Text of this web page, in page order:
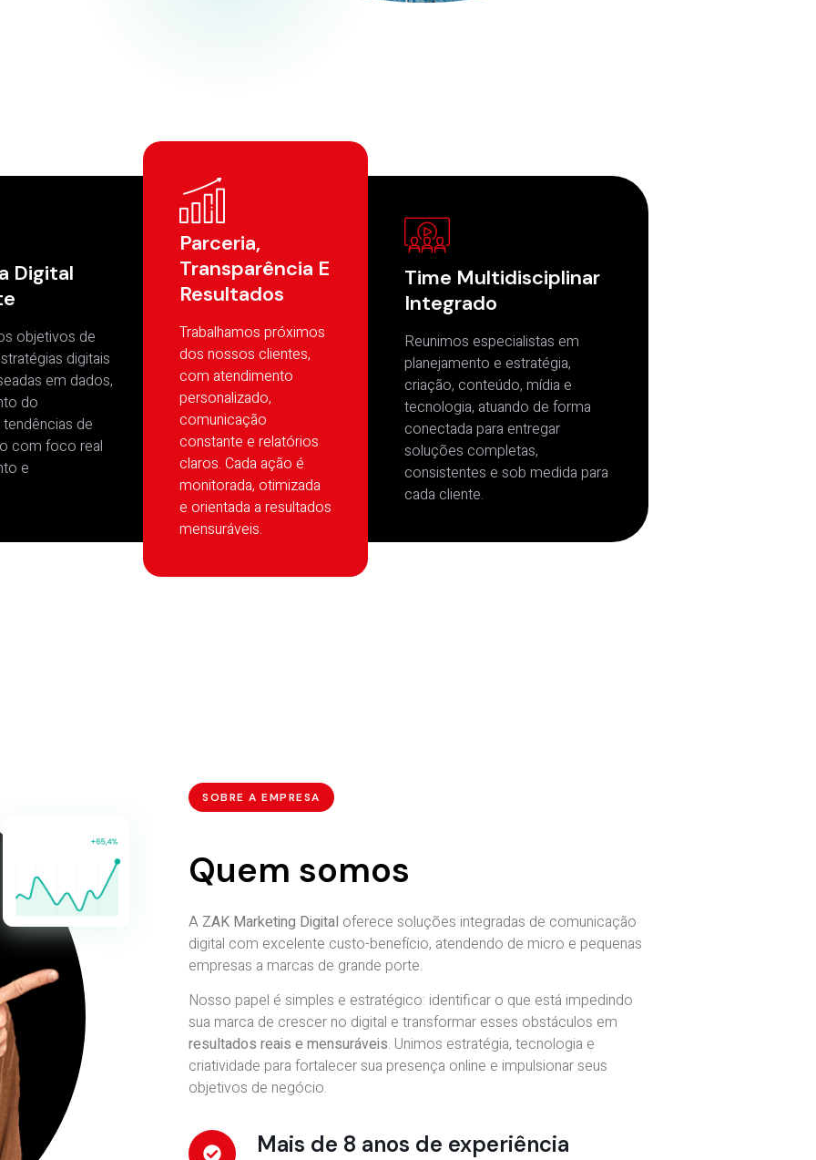
Digital
objetivos de
digitais
em dados,
do
de
com foco real
e
Parceria,
Transparência E
Resultados
Trabalhamos próximos
dos nossos clientes,
com atendimento
personalizado,
comunicação
constante e relatórios
claros. Cada ação é
monitorada, otimizada
e orientada a resultados
mensuráveis.
Time Multidisciplinar
Integrado
Reunimos especialistas em
planejamento e estratégia,
criação, conteúdo, mídia e
tecnologia, atuando de forma
conectada para entregar
soluções completas,
consistentes e sob medida para
cada cliente.
SOBRE A EMPRESA
Quem somos
A ZAK Marketing Digital oferece soluções integradas de comunicação
digital com excelente custo-benefício, atendendo de micro e pequenas
empresas a marcas de grande porte.
Nosso papel é simples e estratégico: identificar o que está impedindo
sua marca de crescer no digital e transformar esses obstáculos em
resultados reais e mensuráveis. Unimos estratégia, tecnologia e
criatividade para fortalecer sua presença online e impulsionar seus
objetivos de negócio.
Mais de 8 anos de experiência